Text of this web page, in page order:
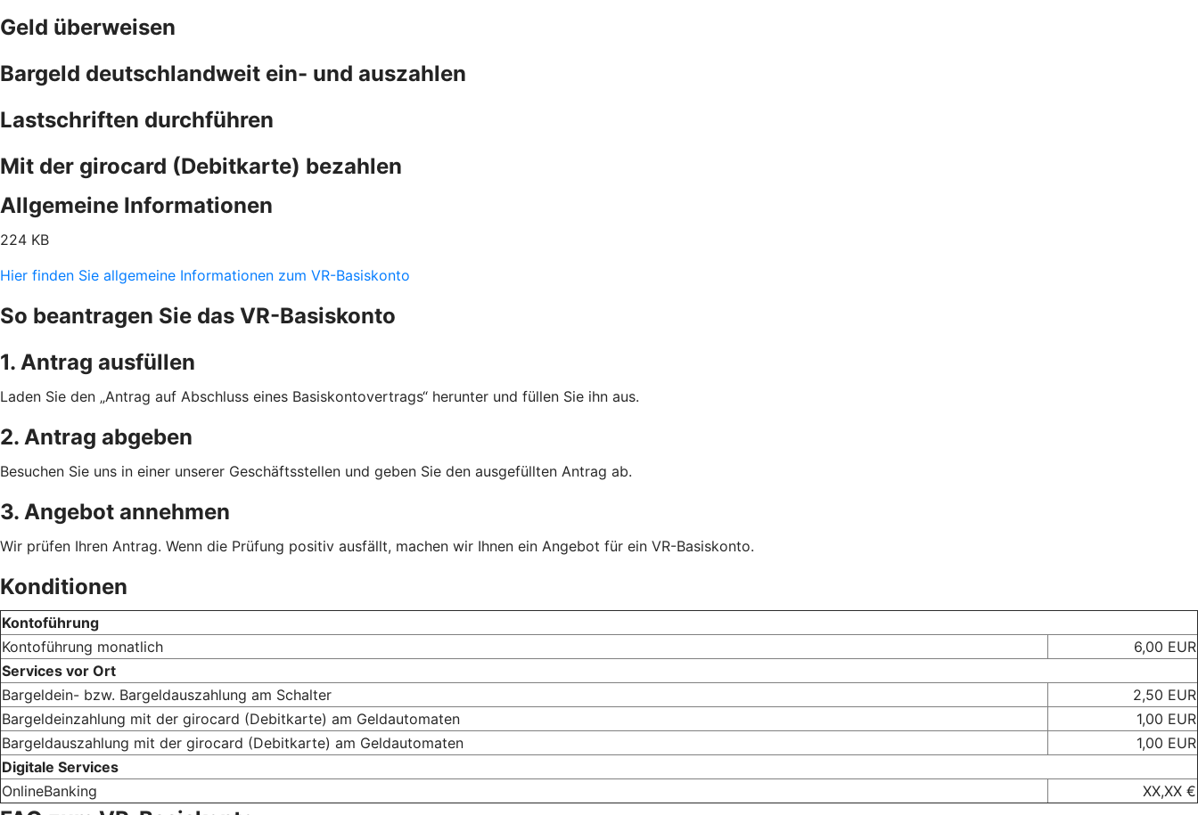
Geld überweisen
Bargeld deutschlandweit ein- und auszahlen
Lastschriften durchführen
Mit der girocard (Debitkarte) bezahlen
Allgemeine Informationen
224 KB
Hier finden Sie allgemeine Informationen zum VR-Basiskonto
So beantragen Sie das VR-Basiskonto
1. Antrag ausfüllen
Laden Sie den „Antrag auf Abschluss eines Basiskontovertrags“ herunter und füllen Sie ihn aus.
2. Antrag abgeben
Besuchen Sie uns in einer unserer Geschäftsstellen und geben Sie den ausgefüllten Antrag ab.
3. Angebot annehmen
Wir prüfen Ihren Antrag. Wenn die Prüfung positiv ausfällt, machen wir Ihnen ein Angebot für ein VR-Basiskonto.
Konditionen
Kontoführung
Kontoführung monatlich
6,00 EUR
Services vor Ort
Bargeldein- bzw. Bargeldauszahlung am Schalter
2,50 EUR
Bargeldeinzahlung mit der girocard (Debitkarte) am Geldautomaten
1,00 EUR
Bargeldauszahlung mit der girocard (Debitkarte) am Geldautomaten
1,00 EUR
Digitale Services
OnlineBanking
XX,XX €